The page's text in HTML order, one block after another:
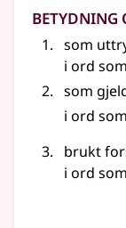
Betydning
som
i ord som
som
i ord som
brukt
i ord som